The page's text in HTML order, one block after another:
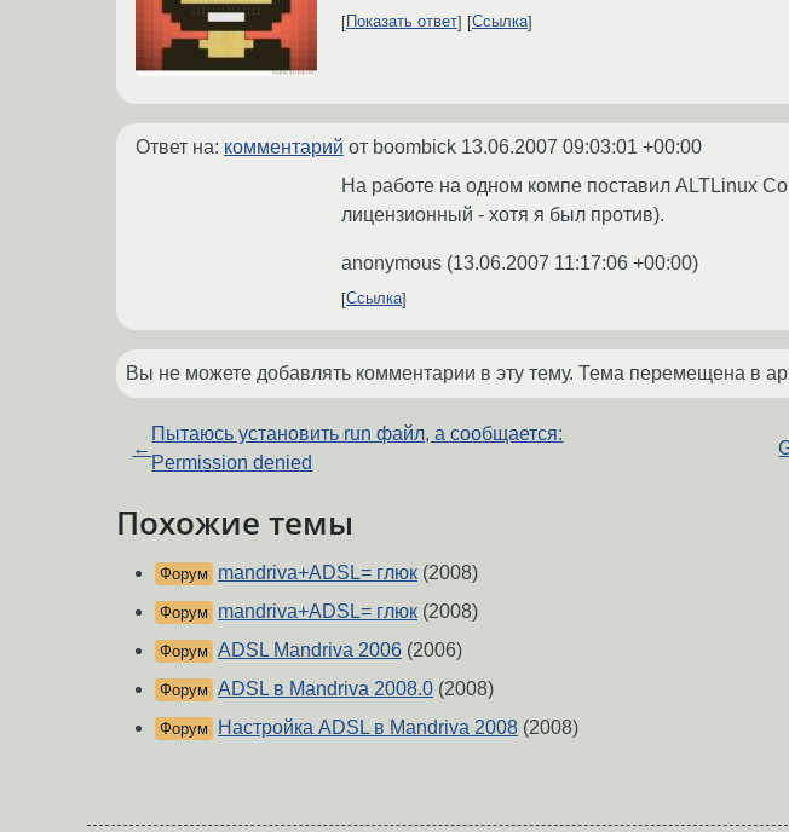
Показать ответ Ссылка
Ответ на: комментарий от boombick 13.06.2007 09:03:01 +00:00
На работе на одном компе поставил ALTLinux
лицензионный - хотя я был против).
anonymous (13.06.2007 11:17:06 +00:00)
Ссылка
Вы не можете добавлять комментарии в эту тему. Тема перемещена в
←
Пытаюсь установить run файл, а сообщается:
Permission denied
Похожие темы
Форум mandriva+ADSL= глюк (2008)
Форум mandriva+ADSL= глюк (2008)
Форум ADSL Mandriva 2006 (2006)
Форум ADSL в Mandriva 2008.0 (2008)
Форум Настройка ADSL в Mandriva 2008 (2008)